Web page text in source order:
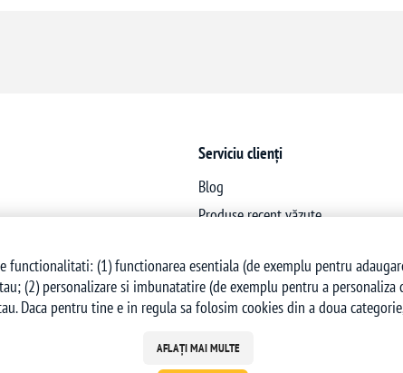
Serviciu clienți
Blog
Produse recent văzute
(1) functionarea esentiala (de exemplu pentru
(2) personalizare si imbunatatire (de exemplu pentru a
Daca pentru tine e in regula sa folosim cookies din a doua
AFLAȚI MAI MULTE